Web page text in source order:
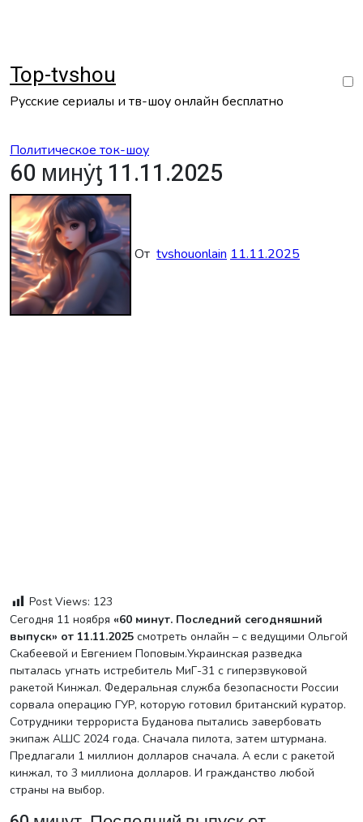
Top-tvshou
Русские сериалы и тв-шоу онлайн бесплатно
Политическое ток-шоу
60 минẏƫ 11.11.2025
От tvshouonlain 11.11.2025
Post Views: 123
Сегодня 11 ноября «60 минут. Последний сегодняшний
выпуск» от 11.11.2025 смотреть онлайн – с ведущими Ольгой
Скабеевой и Евгением Поповым.Украинская разведка
пыталась угнать истребитель МиГ-31 с гиперзвуковой
ракетой Кинжал. Федеральная служба безопасности России
сорвала операцию ГУР, которую готовил британский куратор.
Сотрудники террориста Буданова пытались завербовать
экипаж АШС 2024 года. Сначала пилота, затем штурмана.
Предлагали 1 миллион долларов сначала. А если с ракетой
кинжал, то 3 миллиона долларов. И гражданство любой
страны на выбор.